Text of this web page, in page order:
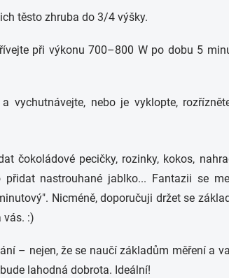
těsto zhruba do 3/4 výšky.
při výkonu 700–800 W po dobu 5
vychutnávejte, nebo je vyklopte,
čokoládové pecičky, rozinky, kokos,
nastrouhané jablko... Fantazii se
Nicméně, doporučuji držet se
vás. :)
– nejen, že se naučí základům měření a
lahodná dobrota. Ideální!